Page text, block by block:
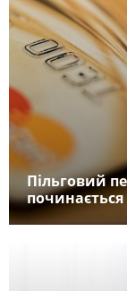
Пільговий